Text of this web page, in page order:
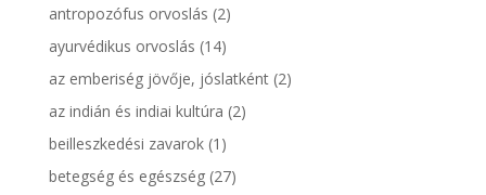
antropozófus orvoslás (2)
ayurvédikus orvoslás (14)
az emberiség jövője, jóslatként(2)
az indián és indiai kultúra (2)
beilleszkedési zavarok(1)
betegség és egészség(27)